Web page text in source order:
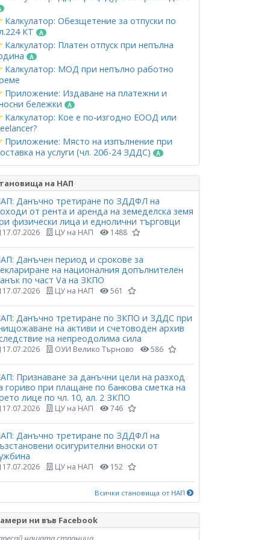
Калкулатор: Обезщетение за отпуски по
КТ
Калкулатор: Платен отпуск при непълна
Калкулатор: МОД при непълно работно
Приложение: Издаване на платежни и
бележки
Калкулатор: Кое е по-изгодно ЕООД или
Приложение: Място на изпълнение при
на услуги (чл. 20б-24 ЗДДС)
на НАП
Данъчно третиране по ЗДДФЛ на
от рента и аренда на земеделска земя
физически лица и еднолични търговци
17.07.2026 ЦУ на НАП 1488
Данъчен период и срокове за
на националния допълнителен
по част Vа на ЗКПО
17.07.2026 ЦУ на НАП 561
Данъчно третиране по ЗКПО и ЗДДС при
на активи и счетоводен архив
на непреодолима сила
17.07.2026 ОУИ Велико Търново 586
Признаване за данъчни цели на разход
гориво при плащане по банкова сметка на
лице по чл. 10, ал. 2 ЗКПО
17.07.2026 ЦУ на НАП 746
Данъчно третиране по ЗДДФЛ на
осигурителни вноски от
17.07.2026 ЦУ на НАП 152
Всички становища от НАП
ни във Facebook